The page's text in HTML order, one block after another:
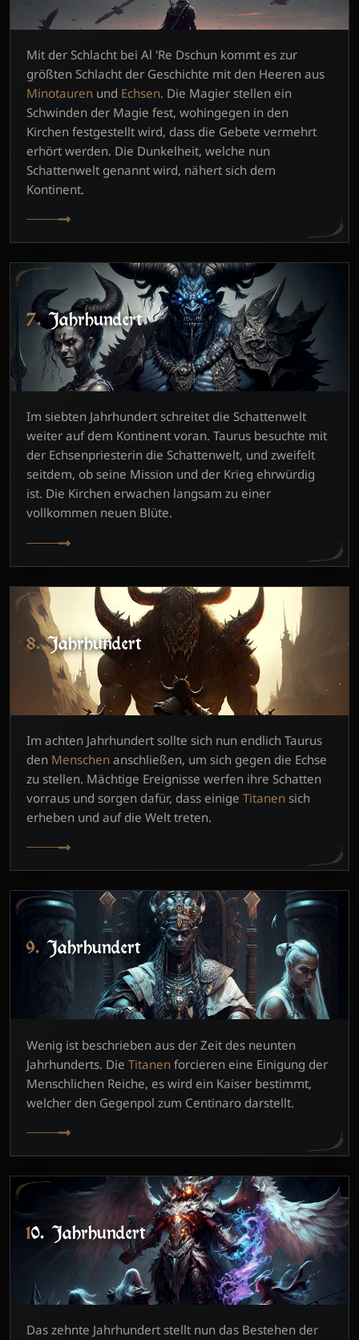
Mit der Schlacht bei Al 'Re Dschun kommt es zur
größten Schlacht der Geschichte mit den Heeren aus
Minotauren und Echsen. Die Magier stellen ein
Schwinden der Magie fest, wohingegen in den
Kirchen festgestellt wird, dass die Gebete vermehrt
erhört werden. Die Dunkelheit, welche nun
Schattenwelt genannt wird, nähert sich dem
Kontinent.
7. Jahrhundert
Im siebten Jahrhundert schreitet die Schattenwelt
weiter auf dem Kontinent voran. Taurus besuchte mit
der Echsenpriesterin die Schattenwelt, und zweifelt
seitdem, ob seine Mission und der Krieg ehrwürdig
ist. Die Kirchen erwachen langsam zu einer
vollkommen neuen Blüte.
8. Jahrhundert
Im achten Jahrhundert sollte sich nun endlich Taurus
den Menschen anschließen, um sich gegen die Echse
zu stellen. Mächtige Ereignisse werfen ihre Schatten
vorraus und sorgen dafür, dass einige Titanen sich
erheben und auf die Welt treten.
9. Jahrhundert
Wenig ist beschrieben aus der Zeit des neunten
Jahrhunderts. Die Titanen forcieren eine Einigung der
Menschlichen Reiche, es wird ein Kaiser bestimmt,
welcher den Gegenpol zum Centinaro darstellt.
10. Jahrhundert
Das zehnte Jahrhundert stellt nun das Bestehen der